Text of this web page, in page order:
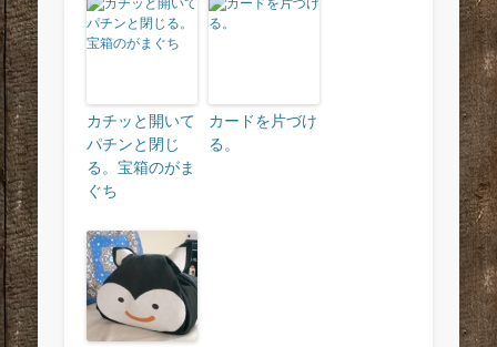
カチッと開いて
パチンと閉じ
る。宝箱のがま
ぐち
カードを片づけ
る。